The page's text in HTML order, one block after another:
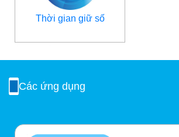
Thời gian giữ số
Các ứng dụng